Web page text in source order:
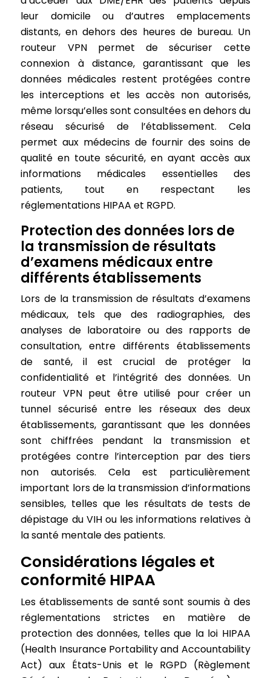
leur domicile ou d’autres emplacements
distants, en dehors des heures de bureau. Un
routeur VPN permet de sécuriser cette
connexion à distance, garantissant que les
données médicales restent protégées contre
les interceptions et les accès non autorisés,
même lorsqu’elles sont consultées en dehors du
réseau sécurisé de l’établissement. Cela
permet aux médecins de fournir des soins de
qualité en toute sécurité, en ayant accès aux
informations médicales essentielles des
patients, tout en respectant les
réglementations HIPAA et RGPD.
Protection des données lors de
la transmission de résultats
d’examens médicaux entre
différents établissements
Lors de la transmission de résultats d’examens
médicaux, tels que des radiographies, des
analyses de laboratoire ou des rapports de
consultation, entre différents établissements
de santé, il est crucial de protéger la
confidentialité et l’intégrité des données. Un
routeur VPN peut être utilisé pour créer un
tunnel sécurisé entre les réseaux des deux
établissements, garantissant que les données
sont chiffrées pendant la transmission et
protégées contre l’interception par des tiers
non autorisés. Cela est particulièrement
important lors de la transmission d’informations
sensibles, telles que les résultats de tests de
dépistage du VIH ou les informations relatives à
la santé mentale des patients.
Considérations légales et
conformité HIPAA
Les établissements de santé sont soumis à des
réglementations strictes en matière de
protection des données, telles que la loi HIPAA
(Health Insurance Portability and Accountability
Act) aux États-Unis et le RGPD (Règlement